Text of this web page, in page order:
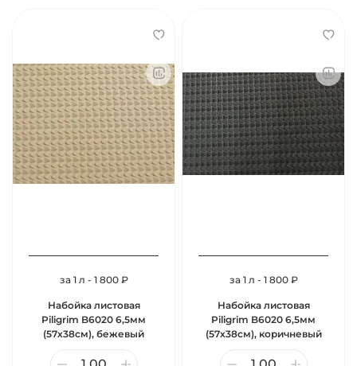
за 1 л - 1 800 ₽
Набойка листовая
Piligrim B6020 6,5мм
(57х38см), бежевый
за 1 л - 1 800 ₽
Набойка листовая
Piligrim B6020 6,5мм
(57х38см), коричневый